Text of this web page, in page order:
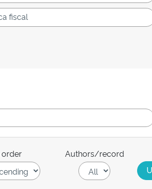
order Authors/record